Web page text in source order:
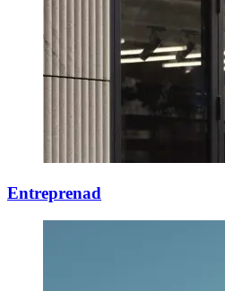
Entreprenad